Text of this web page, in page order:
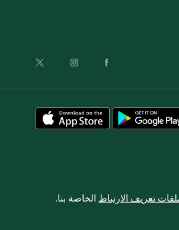
تعريف الارتباط الخاصة بنا.